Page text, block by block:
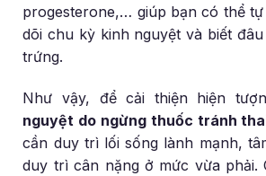
progesterone,… giúp bạn có thể
dõi chu kỳ kinh nguyệt và biết
trứng.
Như vậy, để cải thiện hiện
nguyệt do ngừng thuốc tránh
cần duy trì lối sống lành mạnh,
duy trì cân nặng ở mức vừa phải.